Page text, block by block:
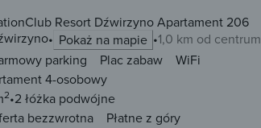
Resort Dźwirzyno Apartament 206
Pokaż na mapie 1,0 km od centrum
parking
Plac zabaw
WiFi
4-osobowy
2 2 łóżka podwójne
bezzwrotna
Płatne z góry